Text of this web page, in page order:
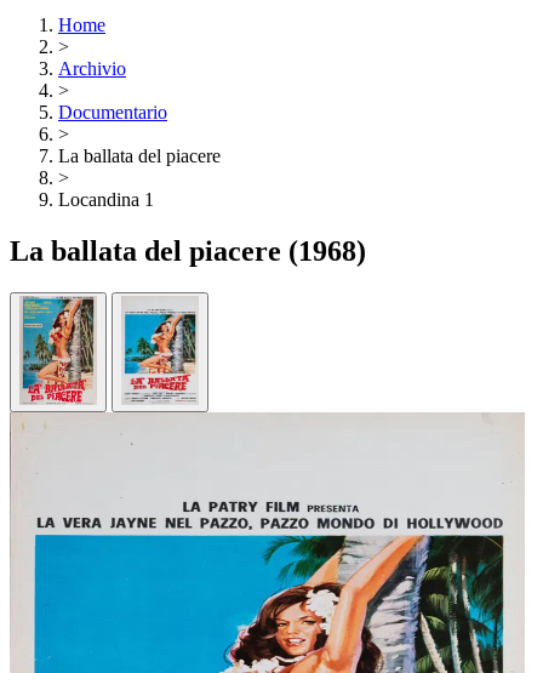
Home
>
Archivio
>
Documentario
>
La ballata del piacere
>
Locandina 1
La ballata del piacere (1968)